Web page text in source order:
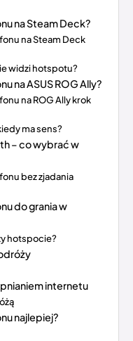
na Steam Deck?
na Steam Deck
widzi hotspotu?
na ASUS ROG Ally?
na ROG Ally krok
ma sens?
– co wybrać w
bez zjadania
do grania w
hotspocie?
internetu
najlepiej?